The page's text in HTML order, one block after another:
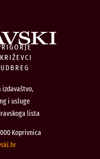
izdavaštvo,
i usluge
lista
Koprivnica